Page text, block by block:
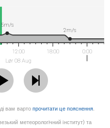
12:00
Lør 08 Aug
18:00 0:00
5m/s
2m/s
вам варто прочитати це пояснення.
метеорологічний інститут) та